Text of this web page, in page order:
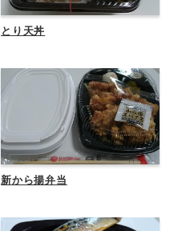
とり天丼
新から揚弁当